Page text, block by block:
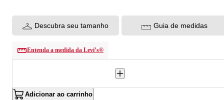
Descubra seu tamanho Guia de medidas
Entenda a medida da Levi’s®
Adicionar ao carrinho